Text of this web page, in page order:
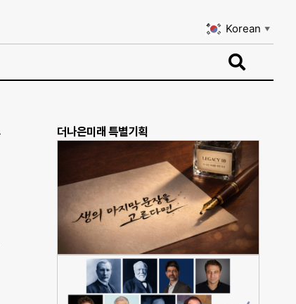
Korean ▼
더나은미래 특별기획